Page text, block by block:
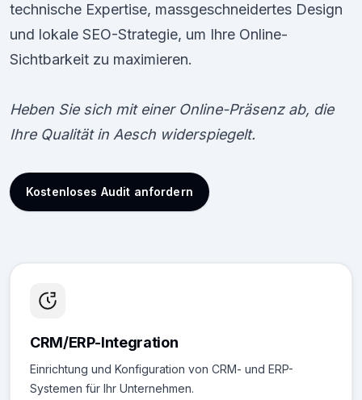
technische Expertise, massgeschneidertes Design
und lokale SEO-Strategie, um Ihre Online-
Sichtbarkeit zu maximieren.
Heben Sie sich mit einer Online-Präsenz ab, die
Ihre Qualität in Aesch widerspiegelt.
Kostenloses Audit anfordern
CRM/ERP-Integration
Einrichtung und Konfiguration von CRM- und ERP-
Systemen für Ihr Unternehmen.